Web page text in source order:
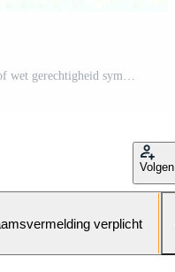
wijnoogst goud balans schaal meten of wet gerechtigheid symbool. advocaten dag of wereld dag van sociaal gerechtigheid concept door ai gegenereerd Gratis Foto
Volgen
verplicht